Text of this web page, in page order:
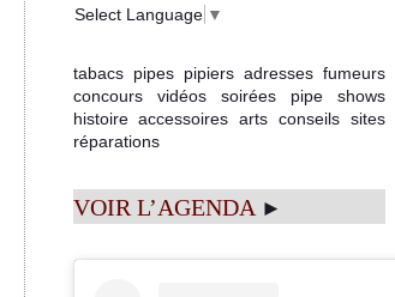
Select Language ▼
tabacs pipes pipiers adresses fumeurs
concours
vidéos soirées
pipe shows
histoire accessoires arts conseils sites
réparations
VOIR L’AGENDA ►